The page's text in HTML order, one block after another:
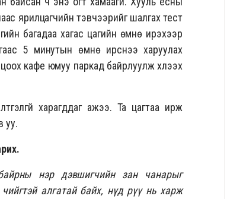
ярилцагчийн тэвчээрийг шалгах тест
багадаа хагас цагийн өмнө ирэхээр
5 минутын өмнө ирснээ харуулах
кафе юмуу паркад байрлуулж хүлээх
харагддаг ажээ. Та цагтаа ирж
уу.
нэр дэвшигчийн зан чанарыг
алгатай байх, нүд рүү нь харж